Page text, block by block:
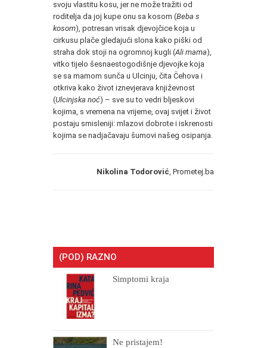
svoju vlastitu kosu, jer ne može tražiti od
roditelja da joj kupe onu sa kosom (Beba s
kosom), potresan vrisak djevojčice koja u
cirkusu plače gledajući slona kako piški od
straha dok stoji na ogromnoj kugli (Ali mama),
vitko tijelo šesnaestogodišnje djevojke koja
se sa mamom sunča u Ulcinju, čita Čehova i
otkriva kako život iznevjerava književnost
(Ulcinjska noć) – sve su to vedri bljeskovi
kojima, s vremena na vrijeme, ovaj svijet i život
postaju smisleniji: mlazovi dobrote i iskrenosti
kojima se nadjačavaju šumovi našeg osipanja.
Nikolina Todorović , Prometej.ba
(POD) RAZNO
Simptomi kraja
Ne pristajem!